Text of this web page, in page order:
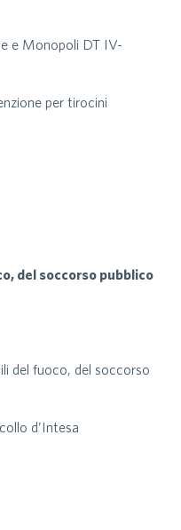
e Monopoli DT IV-
per tirocini
del soccorso pubblico
del fuoco, del soccorso
d’Intesa